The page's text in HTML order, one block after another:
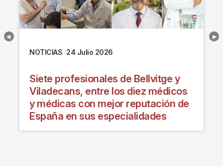
NOTICIAS 24 Julio 2026
Siete profesionales de Bellvitge y
Viladecans, entre los diez médicos
y médicas con mejor reputación de
España en sus especialidades